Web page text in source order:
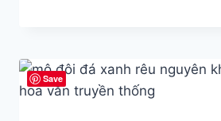
Save